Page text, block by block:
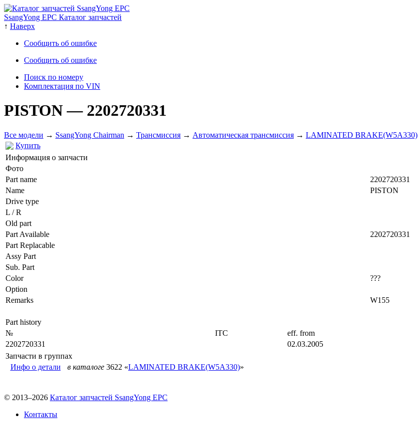
SsangYong EPC Каталог запчастей
↑ Наверх
Сообщить об ошибке
Сообщить об ошибке
Поиск по номеру
Комплектация по VIN
PISTON— 2202720331
Все модели → SsangYong Chairman → Трансмиссия → Автоматическая трансмиссия → LAMINATED BRAKE(W5A330)
Купить
Информация о запчасти
Фото
Part name
2202720331
Name
PISTON
Drive type
L / R
Old part
Part Available
2202720331
Part Replacable
Assy Part
Sub. Part
Color
???
Option
Remarks
W155
Part history
№
ITC eff. from
2202720331
02.03.2005
Запчасти в группах
Инфо о детали
в каталоге 3622 «LAMINATED BRAKE(W5A330)»
© 2013–2026 Каталог запчастей SsangYong EPC
Контакты